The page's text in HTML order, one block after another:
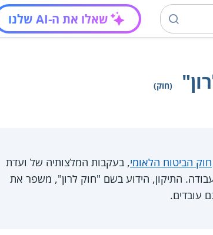
שאלו את ה-AI שלנו
(חוק)
חוק הביטוח הלאומי, בעקבות המלצותיה של ועדת
התיקון, הידוע בשם "חוק לרון", משפר את
עובדים.